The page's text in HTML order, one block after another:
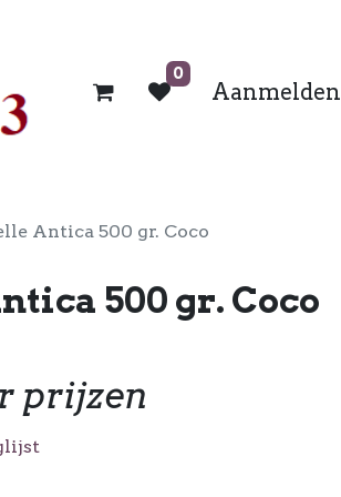
0
Aanmelden
Antica 500 gr. Coco
500 gr. Coco
prijzen